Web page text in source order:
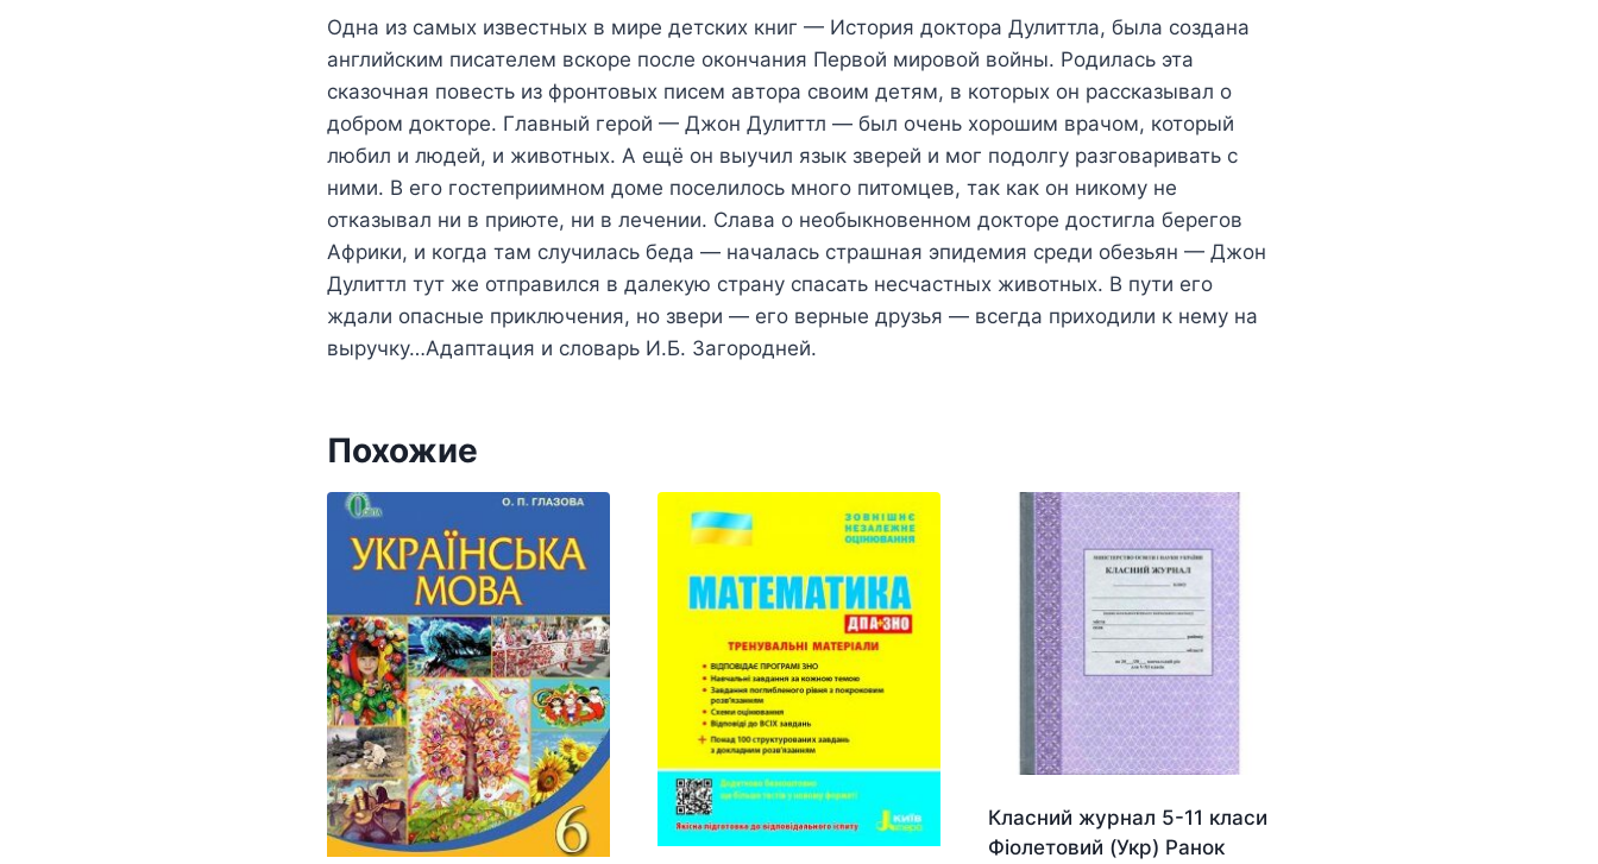
Одна из самых известных в мире детских книг — История доктора Дулиттла, была создана
английским писателем вскоре после окончания Первой мировой войны. Родилась эта
сказочная повесть из фронтовых писем автора своим детям, в которых он рассказывал о
добром докторе. Главный герой — Джон Дулиттл — был очень хорошим врачом, который
любил и людей, и животных. А ещё он выучил язык зверей и мог подолгу разговаривать с
ними. В его гостеприимном доме поселилось много питомцев, так как он никому не
отказывал ни в приюте, ни в лечении. Слава о необыкновенном докторе достигла берегов
Африки, и когда там случилась беда — началась страшная эпидемия среди обезьян — Джон
Дулиттл тут же отправился в далекую страну спасать несчастных животных. В пути его
ждали опасные приключения, но звери — его верные друзья — всегда приходили к нему на
выручку…Адаптация и словарь И.Б. Загородней.
Похожие
Класний журнал 5-11 класи
Фіолетовий (Укр) Ранок